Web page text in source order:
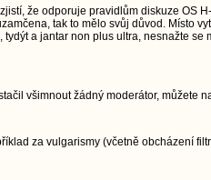
že odporuje pravidlům diskuze OS
tak to mělo svůj důvod. Místo
a jantar non plus ultra, nesnažte se
všimnout žádný moderátor, můžete
za vulgarismy (včetně obcházení